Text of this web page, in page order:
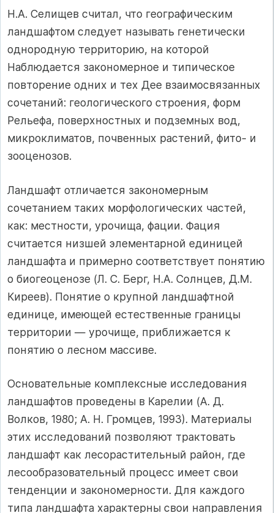
Н.А. Селищев считал, что географическим
ландшафтом следует называть генетически
однородную территорию, на которой
Наблюдается закономерное и типическое
повторение одних и тех Дее взаимосвязанных
сочетаний: геологического строения, форм
Рельефа, поверхностных и подземных вод,
микроклиматов, почвенных растений, фито- и
зооценозов.
Ландшафт отличается закономерным
сочетанием таких морфологических частей,
как: местности, урочища, фации. Фация
считается низшей элементарной единицей
ландшафта и примерно соответствует понятию
о биогеоценозе (Л. С. Берг, Н.А. Солнцев, Д.М.
Киреев). Понятие о крупной ландшафтной
единице, имеющей естественные границы
территории — урочище, приближается к
понятию о лесном массиве.
Основательные комплексные исследования
ландшафтов проведены в Карелии (А. Д.
Волков, 1980; А. Н. Громцев, 1993). Материалы
этих исследований позволяют трактовать
ландшафт как лесорастительный район, где
лесообразовательный процесс имеет свои
тенденции и закономерности. Для каждого
типа ландшафта характерны свои направления